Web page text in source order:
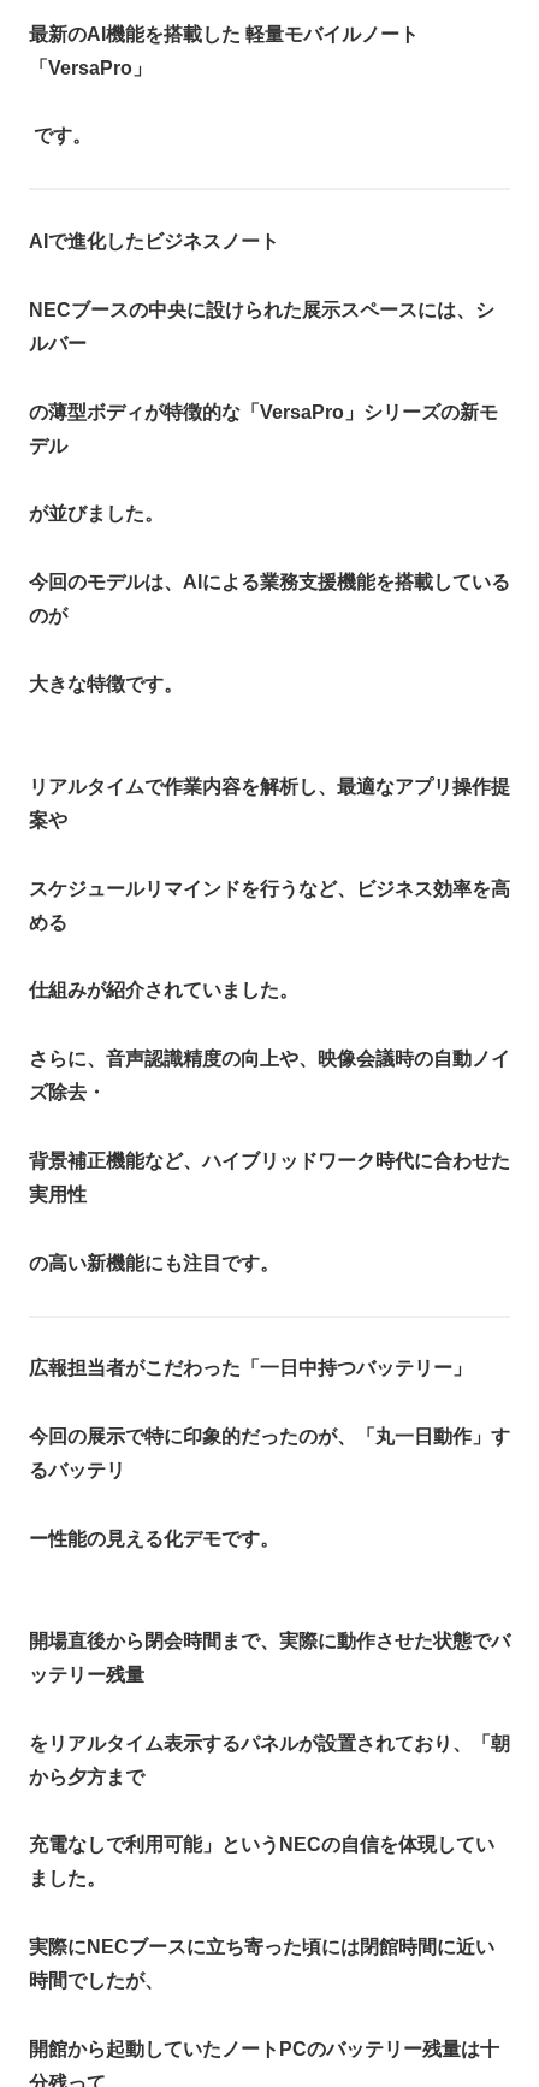
最新のAI機能を搭載した 軽量モバイルノート
「VersaPro」
です。
AI で進化したビジネスノート
NECブースの中央に設けられた展示スペースには、シ
ルバー
の薄型ボディが特徴的な「VersaPro」シリーズの新モ
デル
が並びました。
今回のモデルは、AIによる業務支援機能を搭載している
のが
大きな特徴です。
リアルタイムで作業内容を解析し、最適なアプリ操作提
案や
スケジュールリマインドを行うなど、ビジネス効率を高
める
仕組みが紹介されていました。
さらに、音声認識精度の向上や、映像会議時の自動ノイ
ズ除去・
背景補正機能など、ハイブリッドワーク時代に合わせた
実用性
の高い新機能にも注目です。
広報担当者がこだわった「一日中持つバッテリー」
今回の展示で特に印象的だったのが、「丸一日動作」す
るバッテリ
ー性能の見える化デモです。
開場直後から閉会時間まで、実際に動作させた状態でバ
ッテリー残量
をリアルタイム表示するパネルが設置されており、「朝
から夕方まで
充電なしで利用可能」というNECの自信を体現してい
ました。
実際にNECブースに立ち寄った頃には閉館時間に近い
時間でしたが、
開館から起動していたノートPCのバッテリー残量は十
分残って